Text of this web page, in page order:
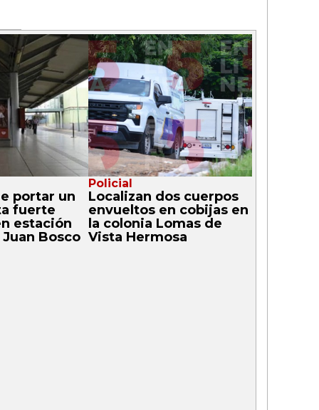
portar un
fuerte
estación
Bosco
Policial
Localizan dos cuerpos
envueltos en cobijas en
la colonia Lomas de
Vista Hermosa